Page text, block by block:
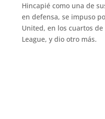
Hincapié como una de
en defensa, se impuso
United, en los cuartos
League, y dio otro más.